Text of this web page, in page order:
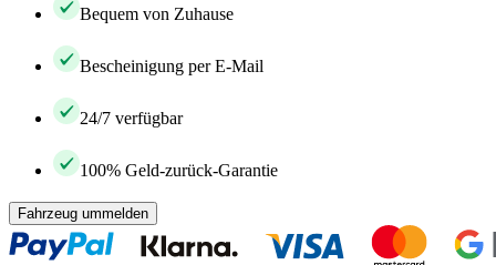
Bequem von Zuhause
Bescheinigung per E-Mail
24/7 verfügbar
100% Geld-zurück-Garantie
Fahrzeug ummelden